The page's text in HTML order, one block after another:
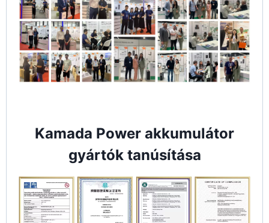
Kamada Power akkumulátor
gyártók tanúsítása